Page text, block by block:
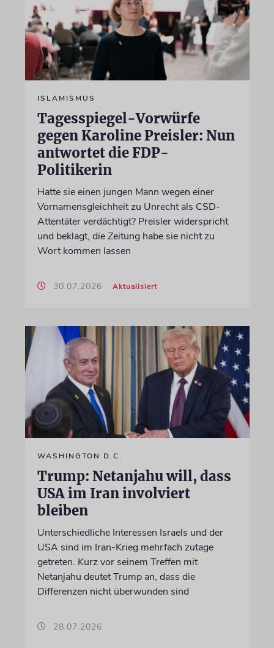
ISLAMISMUS
Tagesspiegel-Vorwürfe
gegen Karoline Preisler: Nun
antwortet die FDP-
Politikerin
Hatte sie einen jungen Mann wegen einer
Vornamensgleichheit zu Unrecht als CSD-
Attentäter verdächtigt? Preisler widerspricht
und beklagt, die Zeitung habe sie nicht zu
Wort kommen lassen
30.07.2026 Aktualisiert
WASHINGTON D.C.
Trump: Netanjahu will, dass
USA im Iran involviert
bleiben
Unterschiedliche Interessen Israels und der
USA sind im Iran-Krieg mehrfach zutage
getreten. Kurz vor seinem Treffen mit
Netanjahu deutet Trump an, dass die
Differenzen nicht überwunden sind
28.07.2026